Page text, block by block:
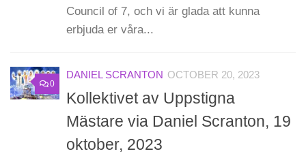
Council of 7, och vi är glada att kunna
erbjuda er våra...
0
DANIEL SCRANTON OCTOBER 20, 2023
Kollektivet av Uppstigna
Mästare via Daniel Scranton, 19
oktober, 2023